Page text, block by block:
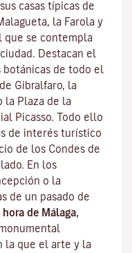
casas típicas de
la Farola y
que se contempla
Destacan el
botánicas de todo el
Gibralfaro, la
la Plaza de la
Picasso. Todo ello
de interés turístico
de los Condes de
En los
o la
de un pasado de
de Málaga,
la que el arte y la